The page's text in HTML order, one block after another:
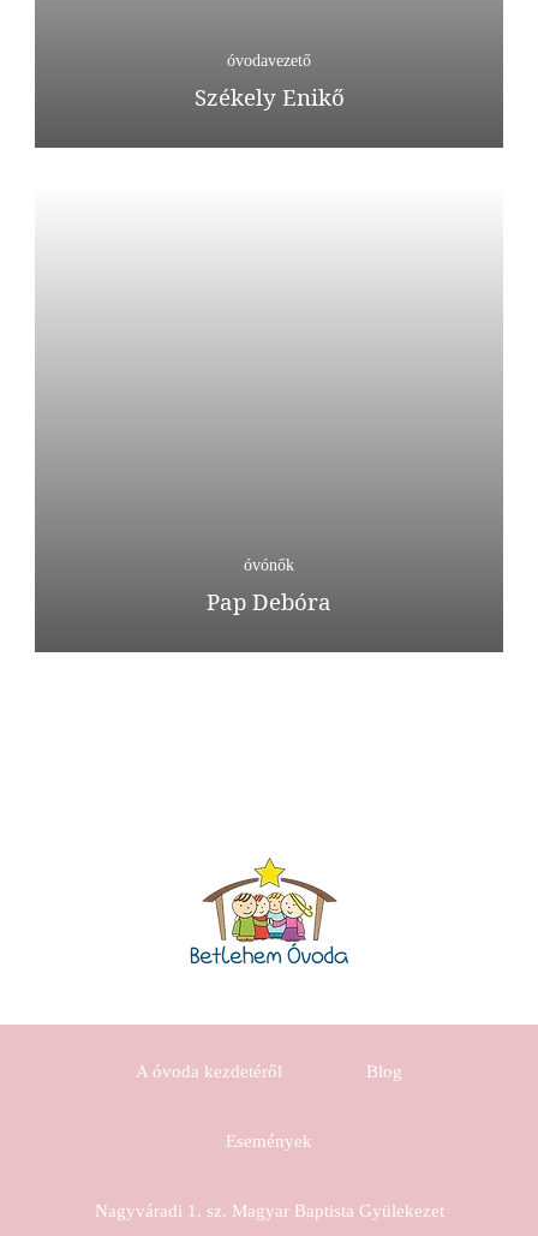
óvodavezető
Székely Enikő
óvónők
Pap Debóra
A óvoda kezdetéről Blog
Események
Nagyváradi 1. sz. Magyar Baptista Gyülekezet